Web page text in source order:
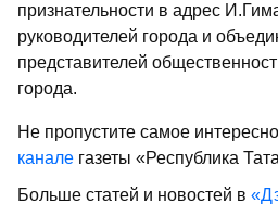
признательности в адрес
руководителей города и
представителей
города.
Не пропустите самое
канале газеты «Республика
Больше статей и новостей в